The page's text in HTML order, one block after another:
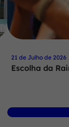
21 de Julho de 2026
Escolha da